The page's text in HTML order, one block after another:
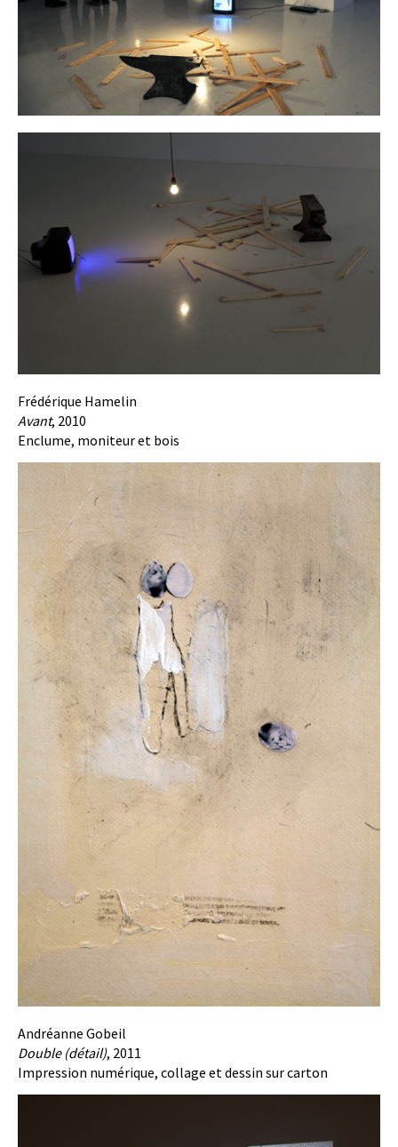
Frédérique Hamelin
Avant, 2010
Enclume, moniteur et bois
Andréanne Gobeil
Double (détail), 2011
Impression numérique, collage et dessin sur carton